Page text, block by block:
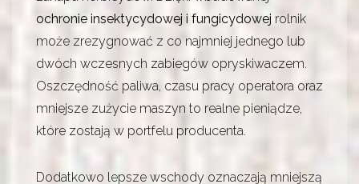
ochronie insektycydowej i fungicydowej rolnik
może zrezygnować z co najmniej jednego lub
dwóch wczesnych zabiegów opryskiwaczem.
Oszczędność paliwa, czasu pracy operatora oraz
mniejsze zużycie maszyn to realne pieniądze,
które zostają w portfelu producenta.
Dodatkowo lepsze wschody oznaczają mniejszą